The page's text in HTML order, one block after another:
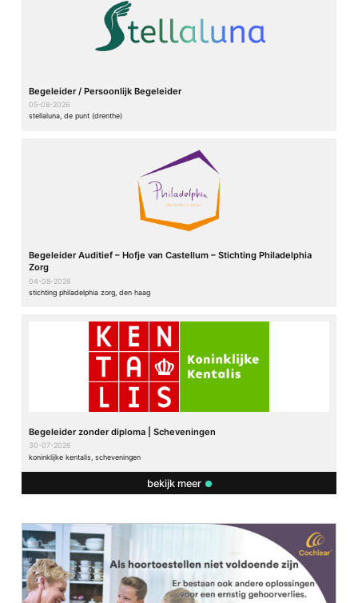
Begeleider / Persoonlijk Begeleider
05-08-2026
stellaluna, de punt (drenthe)
Begeleider Auditief – Hofje van Castellum – Stichting Philadelphia
Zorg
04-08-2026
stichting philadelphia zorg, den haag
Begeleider zonder diploma | Scheveningen
30-07-2026
koninklijke kentalis, scheveningen
bekijk meer